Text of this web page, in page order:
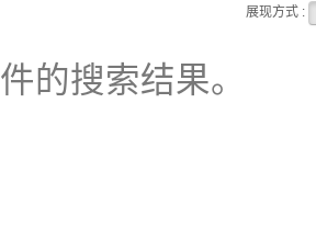
展现方式 :
的搜索结果。